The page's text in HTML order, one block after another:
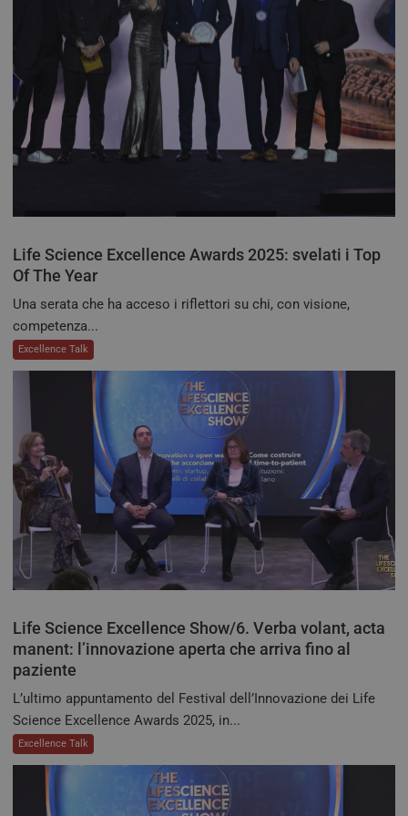
Life Science Excellence Awards 2025: svelati i Top
Of The Year
Una serata che ha acceso i riflettori su chi, con visione,
competenza...
Excellence Talk
Life Science Excellence Show/6. Verba volant, acta
manent: l’innovazione aperta che arriva fino al
paziente
L’ultimo appuntamento del Festival dell’Innovazione dei Life
Science Excellence Awards 2025, in...
Excellence Talk
PHPSESSID
PHP.net
tv.quotidianosanita.it
Sessione
da
Si
tracking-sites-
ironfish-tracking-
enable
tv.quotidianosanita.it
settimane
2 giorni
ARRAffinity
Microsoft
Corporation
.tv.quotidianosanita.it
Sessione
dai
CookieScriptConsent
CookieScript
tv.quotidianosanita.it
5 mesi 3